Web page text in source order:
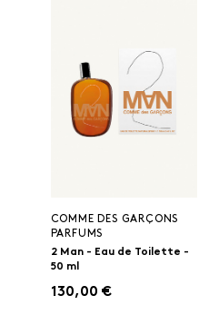
COMME DES GARÇONS
PARFUMS
2 Man - Eau de Toilette -
50 ml
130,00 €